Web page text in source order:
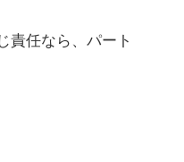
責任なら、パート